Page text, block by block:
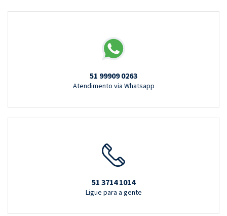
51 99909 0263
Atendimento via Whatsapp
51 3714 1014
Ligue para a gente